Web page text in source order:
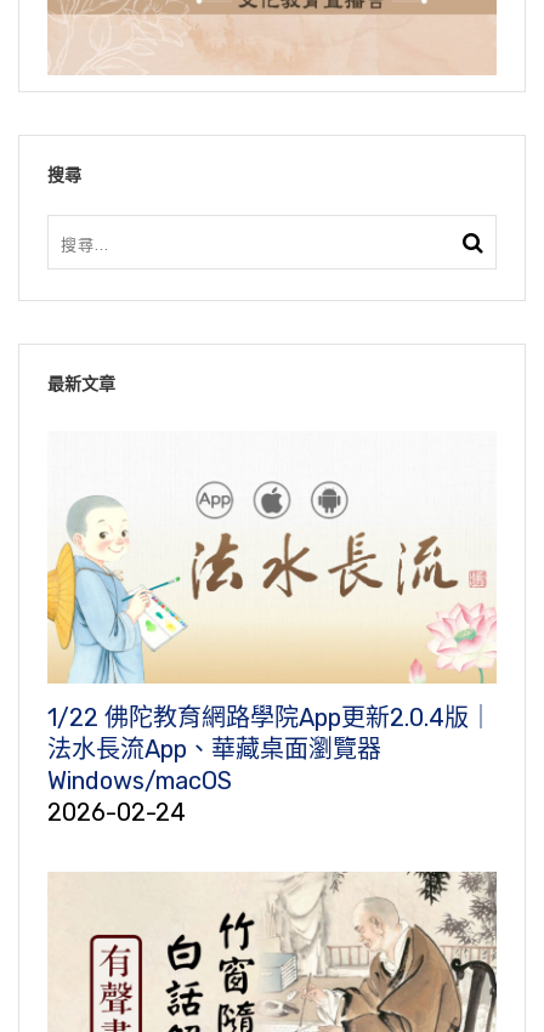
搜尋
最新文章
1/22 佛陀教育網路學院App更新2.0.4版｜
法水長流App、華藏桌面瀏覽器
Windows/macOS
2026-02-24